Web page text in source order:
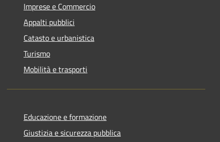
Imprese e Commercio
Appalti pubblici
Catasto e urbanistica
Turismo
Mobilità e trasporti
Educazione e formazione
Giustizia e sicurezza pubblica